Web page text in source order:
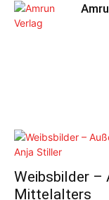
Weibsbilder –
Mittelalters